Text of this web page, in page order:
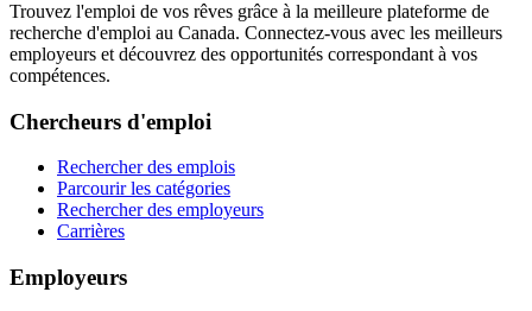
Trouvez l'emploi de vos rêves grâce à la meilleure plateforme de
recherche d'emploi au Canada. Connectez-vous avec les meilleurs
employeurs et découvrez des opportunités correspondant à vos
compétences.
Chercheurs d'emploi
Rechercher des emplois
Parcourir les catégories
Rechercher des employeurs
Carrières
Employeurs